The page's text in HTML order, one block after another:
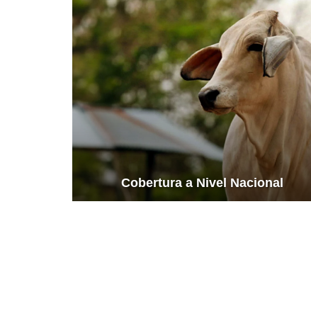
Cobertura a Nivel Nacional